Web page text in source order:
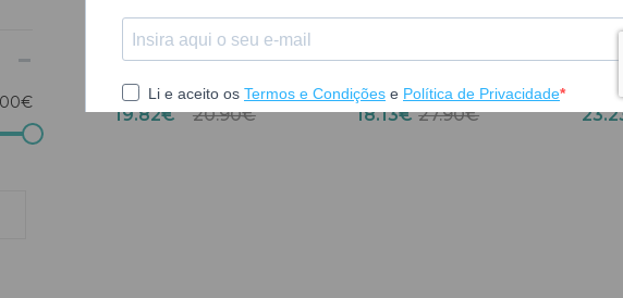
NUXE
Nuxe Kit Viagem Hair
Prodigieux 2025
19.82€ 20.90€
Phyto Purificante Polleine
Concentrado 30ml
18.13€27.90€
Nuxe